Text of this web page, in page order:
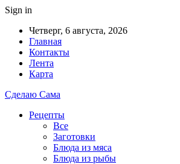
Sign in
Четверг, 6 августа, 2026
Главная
Контакты
Лента
Карта
Сделаю Сама
Рецепты
Все
Заготовки
Блюда из мяса
Блюда из рыбы